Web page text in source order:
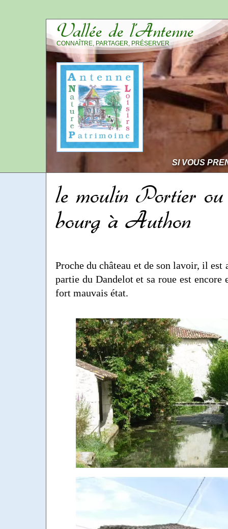
Vallée de l’Antenne
CONNAÎTRE, PARTAGER, PRÉSERVER
SI VOUS
le moulin Portier
bourg à Authon
Proche du château et de son lavoir, il est
partie du Dandelot et sa roue est encore
fort mauvais état.